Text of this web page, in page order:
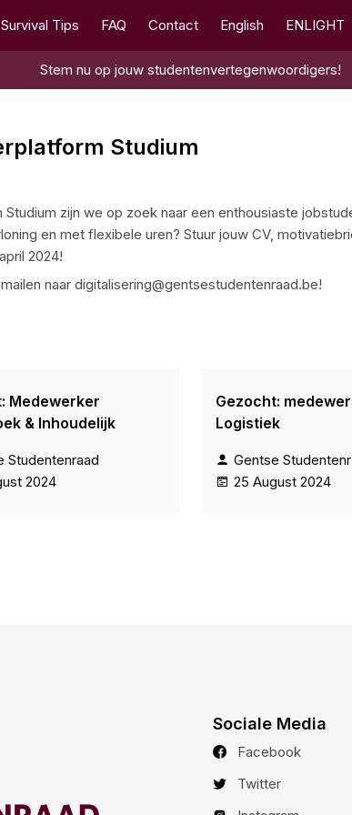
Survival Tips FAQ Contact English ENLIGHT
Stem nu op jouw studentenvertegenwoordigers!
Studium
zijn we op zoek naar een enthousiaste
en met flexibele uren? Stuur jouw CV,
2024!
naar digitalisering@gentsestudentenraad.be!
Medewerker
& Inhoudelijk
Studentenraad
2024
Gezocht:
Logistiek
Gentse
25 August 2024
Sociale Media
Facebook
Twitter